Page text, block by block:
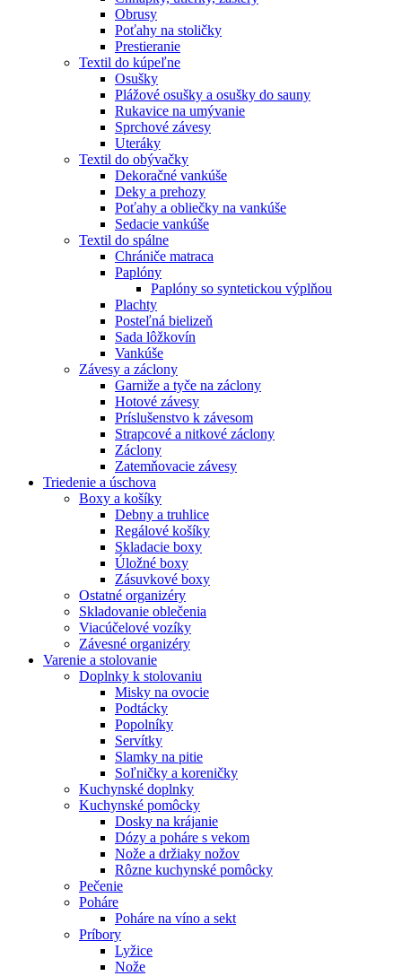
Obrusy
Poťahy na stoličky
Prestieranie
Textil do kúpeľne
Osušky
Plážové osušky a osušky do sauny
Rukavice na umývanie
Sprchové závesy
Uteráky
Textil do obývačky
Dekoračné vankúše
Deky a prehozy
Poťahy a obliečky na vankúše
Sedacie vankúše
Textil do spálne
Chrániče matraca
Paplóny
Paplóny so syntetickou výplňou
Plachty
Posteľná bielizeň
Sada lôžkovín
Vankúše
Závesy a záclony
Garniže a tyče na záclony
Hotové závesy
Príslušenstvo k závesom
Strapcové a nitkové záclony
Záclony
Zatemňovacie závesy
Triedenie a úschova
Boxy a košíky
Debny a truhlice
Regálové košíky
Skladacie boxy
Úložné boxy
Zásuvkové boxy
Ostatné organizéry
Skladovanie oblečenia
Viacúčelové vozíky
Závesné organizéry
Varenie a stolovanie
Doplnky k stolovaniu
Misky na ovocie
Podtácky
Popolníky
Servítky
Slamky na pitie
Soľničky a koreničky
Kuchynské doplnky
Kuchynské pomôcky
Dosky na krájanie
Dózy a poháre s vekom
Nože a držiaky nožov
Rôzne kuchynské pomôcky
Pečenie
Poháre
Poháre na víno a sekt
Príbory
Lyžice
Nože